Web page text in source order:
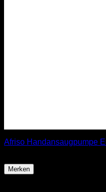
Afriso Handansaugpumpe
Merken